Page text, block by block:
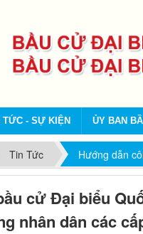
TỨC - SỰ KIỆN ỦY BAN
Tin Tức Hướng dẫn
cử Đại biểu
nhân dân các